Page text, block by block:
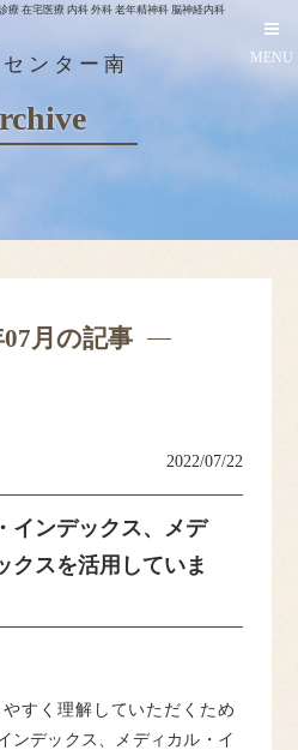
療 在宅医療 内科 外科 老年精神科 脳神経内科
ンター南 MENU
07月の記事
インデックス、メデ
クスを活用していま
2022/07/22
すく理解していただくため
ンデックス、メディカル・イ
ター紹介
基準等